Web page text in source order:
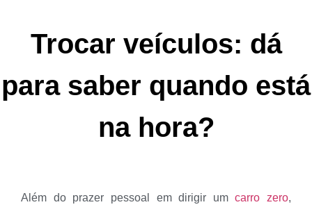
Trocar veículos: dá
para saber quando está
na hora?
Além do prazer pessoal em dirigir umcarro zero,